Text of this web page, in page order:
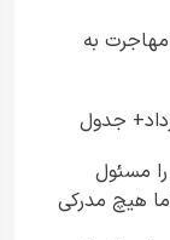
به
مسئول
هیچ مدرکی